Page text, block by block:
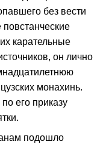
без вести
карательные
он лично
монахинь.
его приказу
подошло